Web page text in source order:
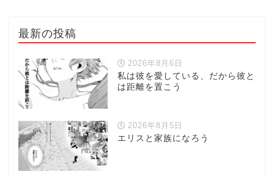
最新の投稿
2026年8月6日
私は彼を愛している、だから彼と
は距離を置こう
2026年8月5日
エリスと家族になろう